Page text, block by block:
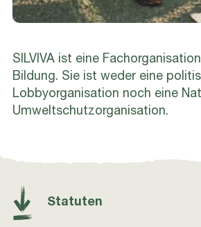
SILVIVA ist eine
Bildung. Sie ist weder eine
Lobbyorganisation noch eine
Umweltschutzorganisation.
Statuten